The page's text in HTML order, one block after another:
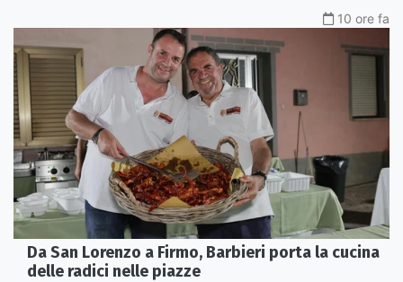
10 ore fa
Da San Lorenzo a Firmo, Barbieri porta la cucina
delle radici nelle piazze